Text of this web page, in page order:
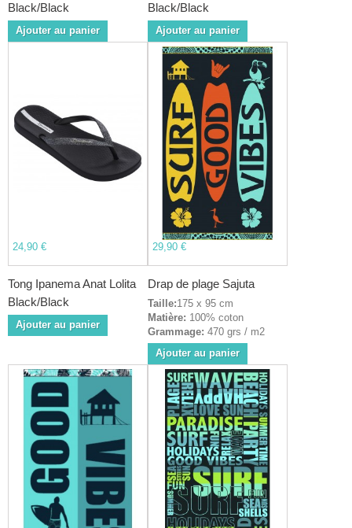
Black/Black
Ajouter au panier
Black/Black
Ajouter au panier
24,90 €
Tong Ipanema Anat Lolita
Black/Black
Ajouter au panier
29,90 €
Drap de plage Sajuta
Taille:175 x 95 cm
Matière: 100% coton
Grammage: 470 grs / m2
Ajouter au panier